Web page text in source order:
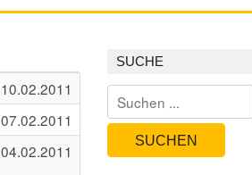
10.02.2011
07.02.2011
04.02.2011
SUCHE
SUCHEN